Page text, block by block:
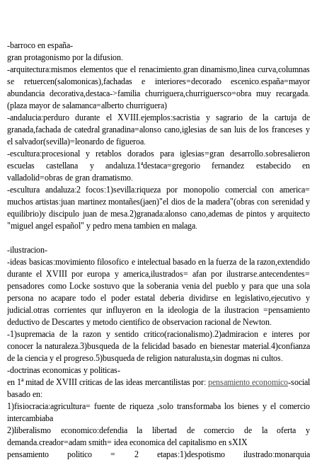
-barroco en españa-
gran protagonismo por la difusion.
-arquitectura:mismos elementos que el renacimiento.gran dinamismo,linea curva,columnas
se retuercen(salomonicas),fachadas e interiores=decorado escenico.españa=mayor
abundancia decorativa,destaca->familia churriguera,churriguersco=obra muy recargada.
(plaza mayor de salamanca=alberto churriguera)
-andalucia:perduro durante el XVIII.ejemplos:sacristia y sagrario de la cartuja de
granada,fachada de catedral granadina=alonso cano,iglesias de san luis de los franceses y
el salvador(sevilla)=leonardo de figueroa.
-escultura:procesional y retablos dorados para iglesias=gran desarrollo.sobresalieron
escuelas castellana y andaluza.1ªdestaca=gregorio fernandez estabecido en
valladolid=obras de gran dramatismo.
-escultura andaluza:2 focos:1)sevilla:riqueza por monopolio comercial con america=
muchos artistas:juan martinez montañes(jaen)"el dios de la madera"(obras con serenidad y
equilibrio)y discipulo juan de mesa.2)granada:alonso cano,ademas de pintos y arquitecto
"miguel angel español" y pedro mena tambien en malaga.
-ilustracion-
-ideas basicas:movimiento filosofico e intelectual basado en la fuerza de la razon,extendido
durante el XVIII por europa y america,ilustrados= afan por ilustrarse.antecendentes=
pensadores como Locke sostuvo que la soberania venia del pueblo y para que una sola
persona no acapare todo el poder estatal deberia dividirse en legislativo,ejecutivo y
judicial.otras corrientes qur influyeron en la ideologia de la ilustracion =pensamiento
deductivo de Descartes y metodo cientifico de observacion racional de Newton.
-1)supremacia de la razon y sentido critico(racionalismo).2)admiracion e interes por
conocer la naturaleza.3)busqueda de la felicidad basado en bienestar material.4)confianza
de la ciencia y el progreso.5)busqueda de religion naturalusta,sin dogmas ni cultos.
-doctrinas economicas y politicas-
en 1ª mitad de XVIII criticas de las ideas mercantilistas por: pensamiento economico-social
basado en:
1)fisiocracia:agricultura= fuente de riqueza ,solo transformaba los bienes y el comercio
intercambiaba
2)liberalismo economico:defendia la libertad de comercio de la oferta y
demanda.creador=adam smith= idea economica del capitalismo en sXIX
pensamiento politico = 2 etapas:1)despotismo ilustrado:monarquia